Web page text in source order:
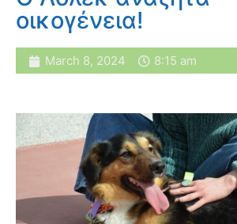
οικογένεια!
March 8, 2024 8:15 am